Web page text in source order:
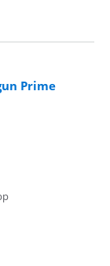
Prime